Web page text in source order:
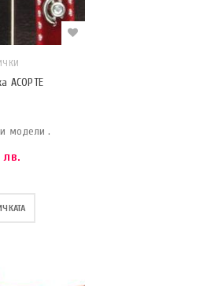
АСОРТЕ
модели .
лв.